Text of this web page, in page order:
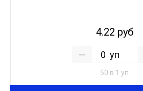
4.22 руб
уп
50 в 1 уп